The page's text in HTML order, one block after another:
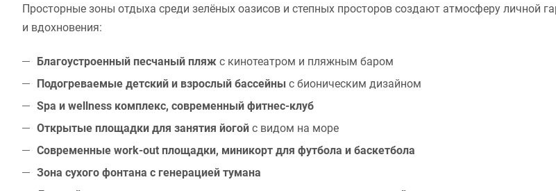
Просторные зоны отдыха среди зелёных оазисов и степных просторов создают атмосферу личной
и вдохновения:
Благоустроенный песчаный пляж с кинотеатром и пляжным баром
Подогреваемые детский и взрослый бассейны с бионическим дизайном
Spa и wellness комплекс, современный фитнес-клуб
Открытые площадки для занятия йогой с видом на море
Современные work-out площадки, миникорт для футбола и баскетбола
Зона сухого фонтана с генерацией тумана